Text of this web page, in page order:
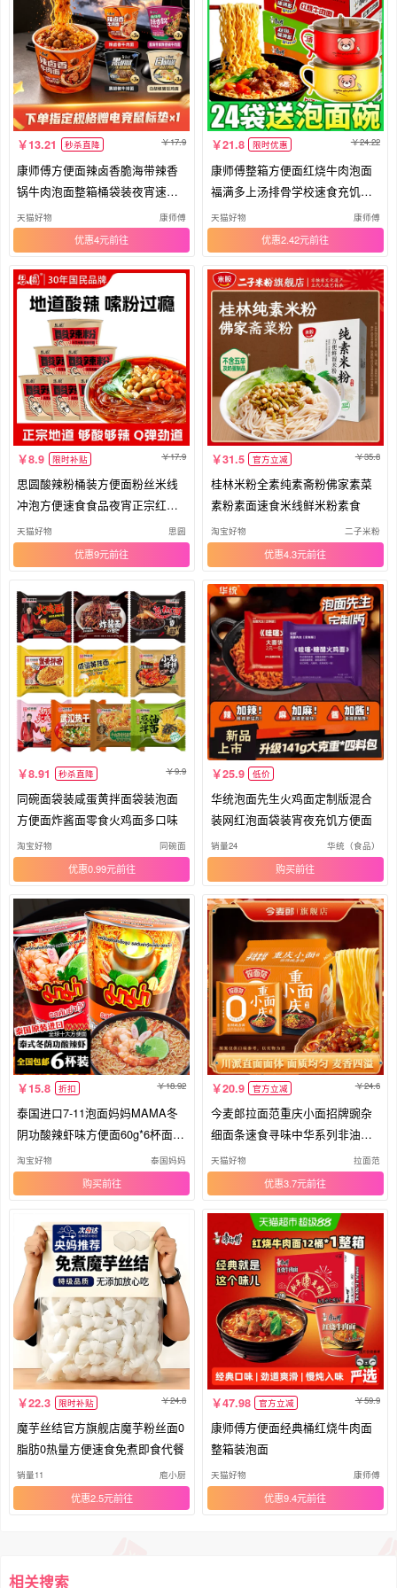
13.21 秒杀直降 17.9
康师傅方便面辣卤香脆海带辣香
锅牛肉泡面整箱桶袋装夜宵速食
官方
天猫好物 康师傅
优惠4元
21.8 限时优惠 24.22
康师傅整箱方便面红烧牛肉泡面
福满多上汤排骨学校速食充饥食
品
天猫好物 康师傅
优惠2.42元
8.9 限时补贴 17.9
思圆酸辣粉桶装方便面粉丝米线
冲泡方便速食食品夜宵正宗红薯
粉条
天猫好物 思圆
优惠9元
31.5 官方立减 35.8
桂林米粉全素纯素斋粉佛家素菜
素粉素面速食米线鲜米粉素食
淘宝好物 二子米粉
优惠4.3元
8.91 秒杀直降 9.9
同碗面袋装咸蛋黄拌面袋装泡面
方便面炸酱面零食火鸡面多口味
淘宝好物 同碗面
优惠0.99元
25.9 低价
华统泡面先生火鸡面定制版混合
装网红泡面袋装宵夜充饥方便面
销量24 华统（食品）
购买
15.8 折扣 18.92
泰国进口7-11泡面妈妈MAMA冬
阴功酸辣虾味方便面60g*6杯面桶
零食
淘宝好物 泰国妈妈
购买
20.9 官方立减 24.6
今麦郎拉面范重庆小面招牌豌杂
细面条速食寻味中华系列非油炸
面饼
天猫好物 拉面范
优惠3.7元
22.3 限时补贴 24.8
魔芋丝结官方旗舰店魔芋粉丝面0
脂肪0热量方便速食免煮即食代餐
销量11 庖小厨
优惠2.5元
47.98 官方立减 59.9
康师傅方便面经典桶红烧牛肉面
整箱装泡面
天猫好物 康师傅
优惠9.4元
相关搜索